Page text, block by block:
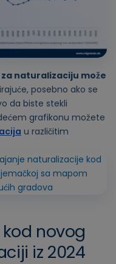
naturalizaciju može
posebno ako se
da biste stekli
grafikonu možete
u različitim
novog
iz 2024